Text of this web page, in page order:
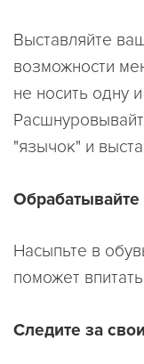
Выставляйте
возможности
не носить одну
"язычок" и
Обрабатывайте
Насыпьте в
поможет
Следите за